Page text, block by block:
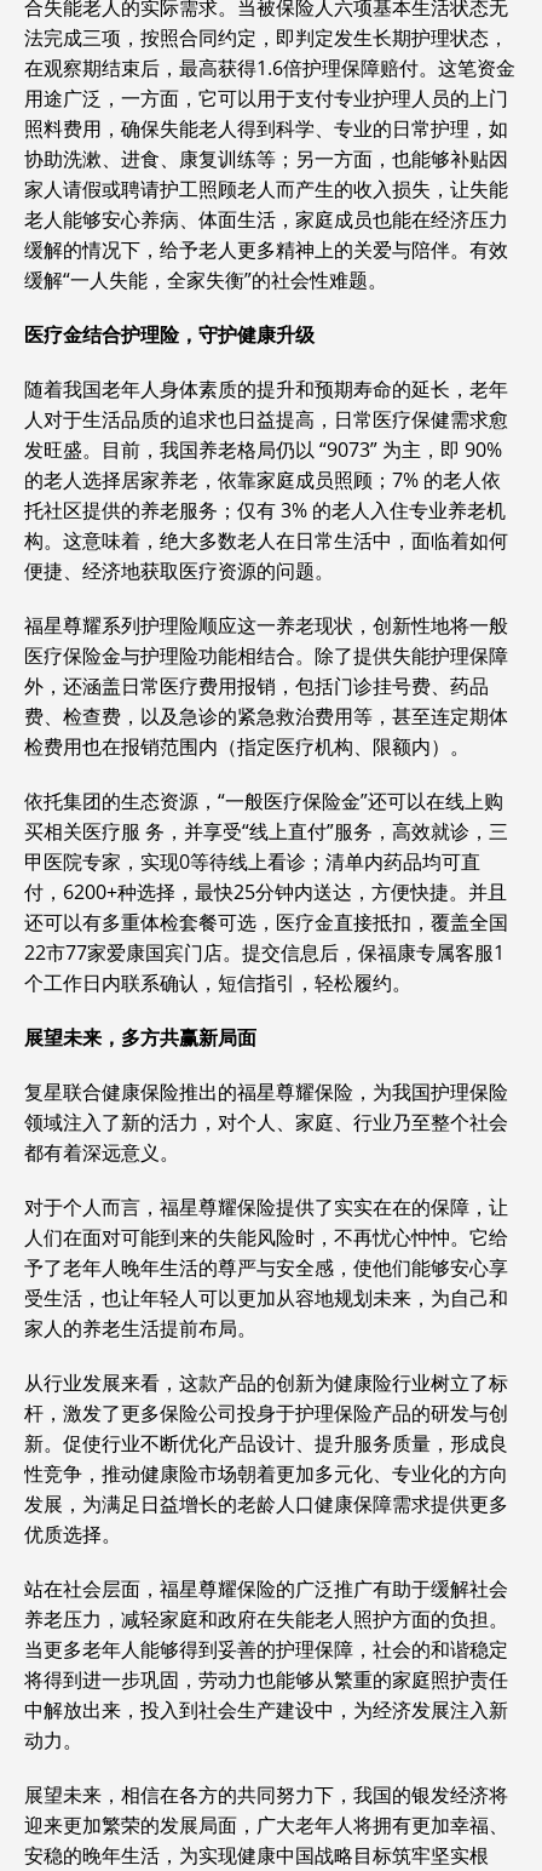
合失能老人的实际需求。当被保险人六项基本生活状态无
法完成三项，按照合同约定，即判定发生长期护理状态，
在观察期结束后，最高获得1.6倍护理保障赔付。这笔资金
用途广泛，一方面，它可以用于支付专业护理人员的上门
照料费用，确保失能老人得到科学、专业的日常护理，如
协助洗漱、进食、康复训练等；另一方面，也能够补贴因
家人请假或聘请护工照顾老人而产生的收入损失，让失能
老人能够安心养病、体面生活，家庭成员也能在经济压力
缓解的情况下，给予老人更多精神上的关爱与陪伴。有效
缓解“一人失能，全家失衡”的社会性难题。
医疗金结合护理险，守护健康升级
随着我国老年人身体素质的提升和预期寿命的延长，老年
人对于生活品质的追求也日益提高，日常医疗保健需求愈
发旺盛。目前，我国养老格局仍以 “9073” 为主，即 90%
的老人选择居家养老，依靠家庭成员照顾；7% 的老人依
托社区提供的养老服务；仅有 3% 的老人入住专业养老机
构。这意味着，绝大多数老人在日常生活中，面临着如何
便捷、经济地获取医疗资源的问题。
福星尊耀系列护理险顺应这一养老现状，创新性地将一般
医疗保险金与护理险功能相结合。除了提供失能护理保障
外，还涵盖日常医疗费用报销，包括门诊挂号费、药品
费、检查费，以及急诊的紧急救治费用等，甚至连定期体
检费用也在报销范围内（指定医疗机构、限额内）。
依托集团的生态资源，“一般医疗保险金”还可以在线上购
买相关医疗服 务，并享受“线上直付”服务，高效就诊，三
甲医院专家，实现0等待线上看诊；清单内药品均可直
付，6200+种选择，最快25分钟内送达，方便快捷。并且
还可以有多重体检套餐可选，医疗金直接抵扣，覆盖全国
22市77家爱康国宾门店。提交信息后，保福康专属客服1
个工作日内联系确认，短信指引，轻松履约。
展望未来，多方共赢新局面
复星联合健康保险推出的福星尊耀保险，为我国护理保险
领域注入了新的活力，对个人、家庭、行业乃至整个社会
都有着深远意义。
对于个人而言，福星尊耀保险提供了实实在在的保障，让
人们在面对可能到来的失能风险时，不再忧心忡忡。它给
予了老年人晚年生活的尊严与安全感，使他们能够安心享
受生活，也让年轻人可以更加从容地规划未来，为自己和
家人的养老生活提前布局。
从行业发展来看，这款产品的创新为健康险行业树立了标
杆，激发了更多保险公司投身于护理保险产品的研发与创
新。促使行业不断优化产品设计、提升服务质量，形成良
性竞争，推动健康险市场朝着更加多元化、专业化的方向
发展，为满足日益增长的老龄人口健康保障需求提供更多
优质选择。
站在社会层面，福星尊耀保险的广泛推广有助于缓解社会
养老压力，减轻家庭和政府在失能老人照护方面的负担。
当更多老年人能够得到妥善的护理保障，社会的和谐稳定
将得到进一步巩固，劳动力也能够从繁重的家庭照护责任
中解放出来，投入到社会生产建设中，为经济发展注入新
动力。
展望未来，相信在各方的共同努力下，我国的银发经济将
迎来更加繁荣的发展局面，广大老年人将拥有更加幸福、
安稳的晚年生活，为实现健康中国战略目标筑牢坚实根